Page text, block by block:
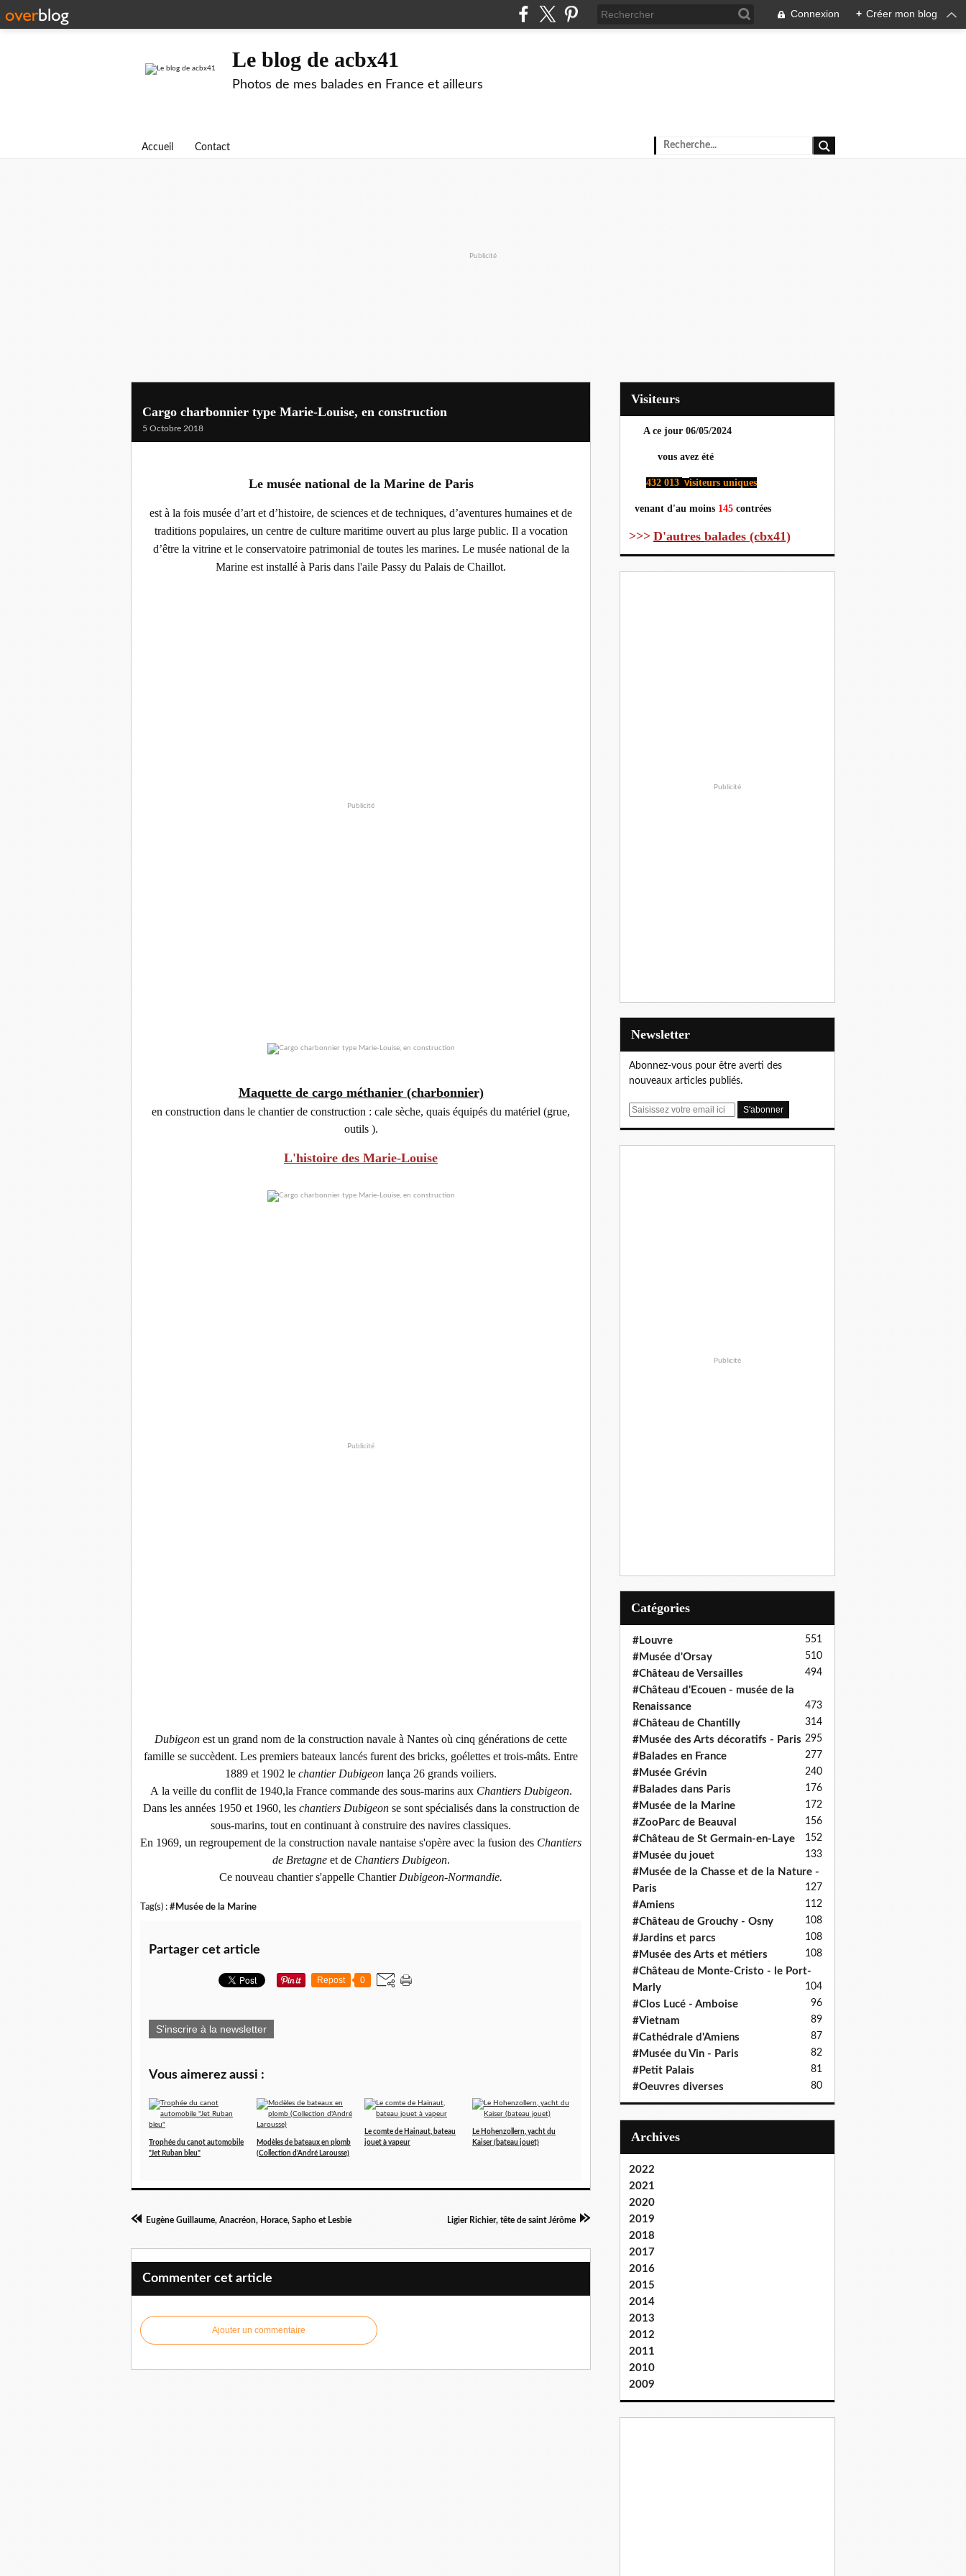
Connexion + Créer mon blog
Le blog de acbx41
Photos de mes balades en France et ailleurs
Accueil Contact
Publicité
Cargo charbonnier type Marie-Louise, en construction
5 Octobre 2018
Le musée national de la Marine de Paris
est à la fois musée d’art et d’histoire, de sciences et de techniques, d’aventures humaines et de
traditions populaires, un centre de culture maritime ouvert au plus large public. Il a vocation
d’être la vitrine et le conservatoire patrimonial de toutes les marines. ​Le musée national de la
Marine est installé à Paris dans l'aile Passy du Palais de Chaillot.
Publicité
Maquette de cargo méthanier (charbonnier)
en construction dans le chantier de construction : cale sèche, quais équipés du matériel (grue,
outils ).
L'histoire des Marie-Louise
Publicité
Dubigeon est un grand nom de la construction navale à Nantes où cinq générations de cette
famille se succèdent. Les premiers bateaux lancés furent des bricks, goélettes et trois-mâts. Entre
1889 et 1902 le chantier Dubigeon lança 26 grands voiliers.
A la veille du conflit de 1940,la France commande des sous-marins aux Chantiers Dubigeon.
Dans les années 1950 et 1960, les chantiers Dubigeon se sont spécialisés dans la construction de
sous-marins, tout en continuant à construire des navires classiques.
En 1969, un regroupement de la construction navale nantaise s'opère avec la fusion des Chantiers
de Bretagne et de Chantiers Dubigeon.
Ce nouveau chantier s'appelle Chantier Dubigeon-Normandie.
Tag(s) : #Musée de la Marine
Partager cet article
Repost 0
S'inscrire à la newsletter
Vous aimerez aussi :
Trophée du canot automobile
"Jet Ruban bleu"
Modèles de bateaux en plomb
(Collection d'André Larousse)
Le comte de Hainaut, bateau
jouet à vapeur
Le Hohenzollern, yacht du
Kaiser (bateau jouet)
Eugène Guillaume, Anacréon, Horace, Sapho et Lesbie Ligier Richier, tête de saint Jérôme
Commenter cet article
Ajouter un commentaire
Visiteurs
A ce jour 06/05/2024
vous avez été
432 013 visiteurs uniques
venant d'au moins 145 contrées
>>> D'autres balades (cbx41)
Publicité
Newsletter
Abonnez-vous pour être averti des
nouveaux articles publiés.
E
Publicité
Catégories
#Louvre 551
#Musée d'Orsay 510
#Château de Versailles 494
#Château d'Ecouen - musée de la
Renaissance
473
#Château de Chantilly 314
#Musée des Arts décoratifs - Paris 295
#Balades en France 277
#Musée Grévin 240
#Balades dans Paris 176
#Musée de la Marine 172
#ZooParc de Beauval 156
#Château de St Germain-en-Laye 152
#Musée du jouet 133
#Musée de la Chasse et de la Nature -
Paris
127
#Amiens 112
#Château de Grouchy - Osny 108
#Jardins et parcs 108
#Musée des Arts et métiers 108
#Château de Monte-Cristo - le Port-
Marly
104
#Clos Lucé - Amboise 96
#Vietnam 89
#Cathédrale d'Amiens 87
#Musée du Vin - Paris 82
#Petit Palais 81
#Oeuvres diverses 80
Archives
2022
2021
2020
2019
2018
2017
2016
2015
2014
2013
2012
2011
2010
2009